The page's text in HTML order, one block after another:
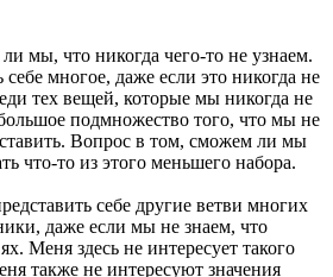
мы, что никогда чего-то не узнаем.
многое, даже если это никогда не
тех вещей, которые мы никогда не
подмножество того, что мы не
Вопрос в том, сможем ли мы
что-то из этого меньшего набора.
себе другие ветви многих
даже если мы не знаем, что
Меня здесь не интересует такого
также не интересуют значения